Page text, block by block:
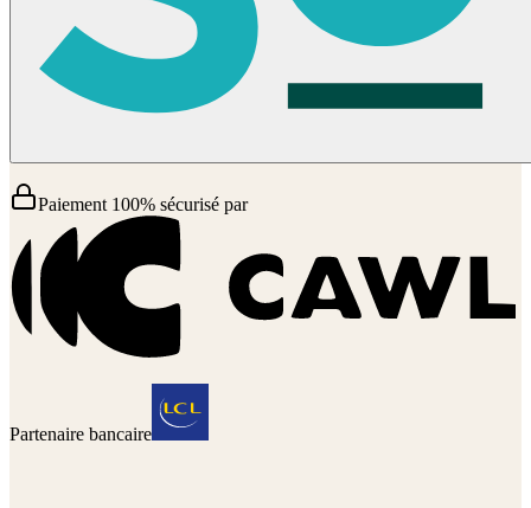
Paiement 100% sécurisé par
Partenaire bancaire